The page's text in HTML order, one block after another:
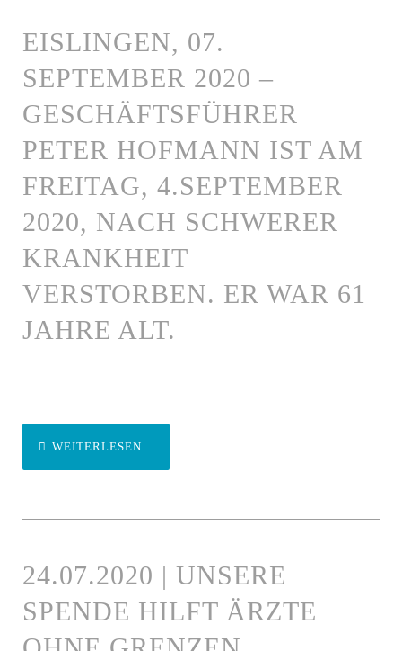
EISLINGEN, 07.
SEPTEMBER 2020 –
GESCHÄFTSFÜHRER
PETER HOFMANN IST AM
FREITAG, 4.SEPTEMBER
2020, NACH SCHWERER
KRANKHEIT
VERSTORBEN. ER WAR 61
JAHRE ALT.
WEITERLESEN ...
24.07.2020 | UNSERE
SPENDE HILFT ÄRZTE